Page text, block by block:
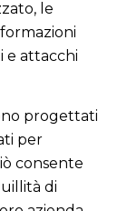
le
e attacchi
progettati
per
consente
di